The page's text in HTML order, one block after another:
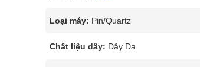
Loại máy: Pin/Quartz
Chất liệu dây: Dây Da